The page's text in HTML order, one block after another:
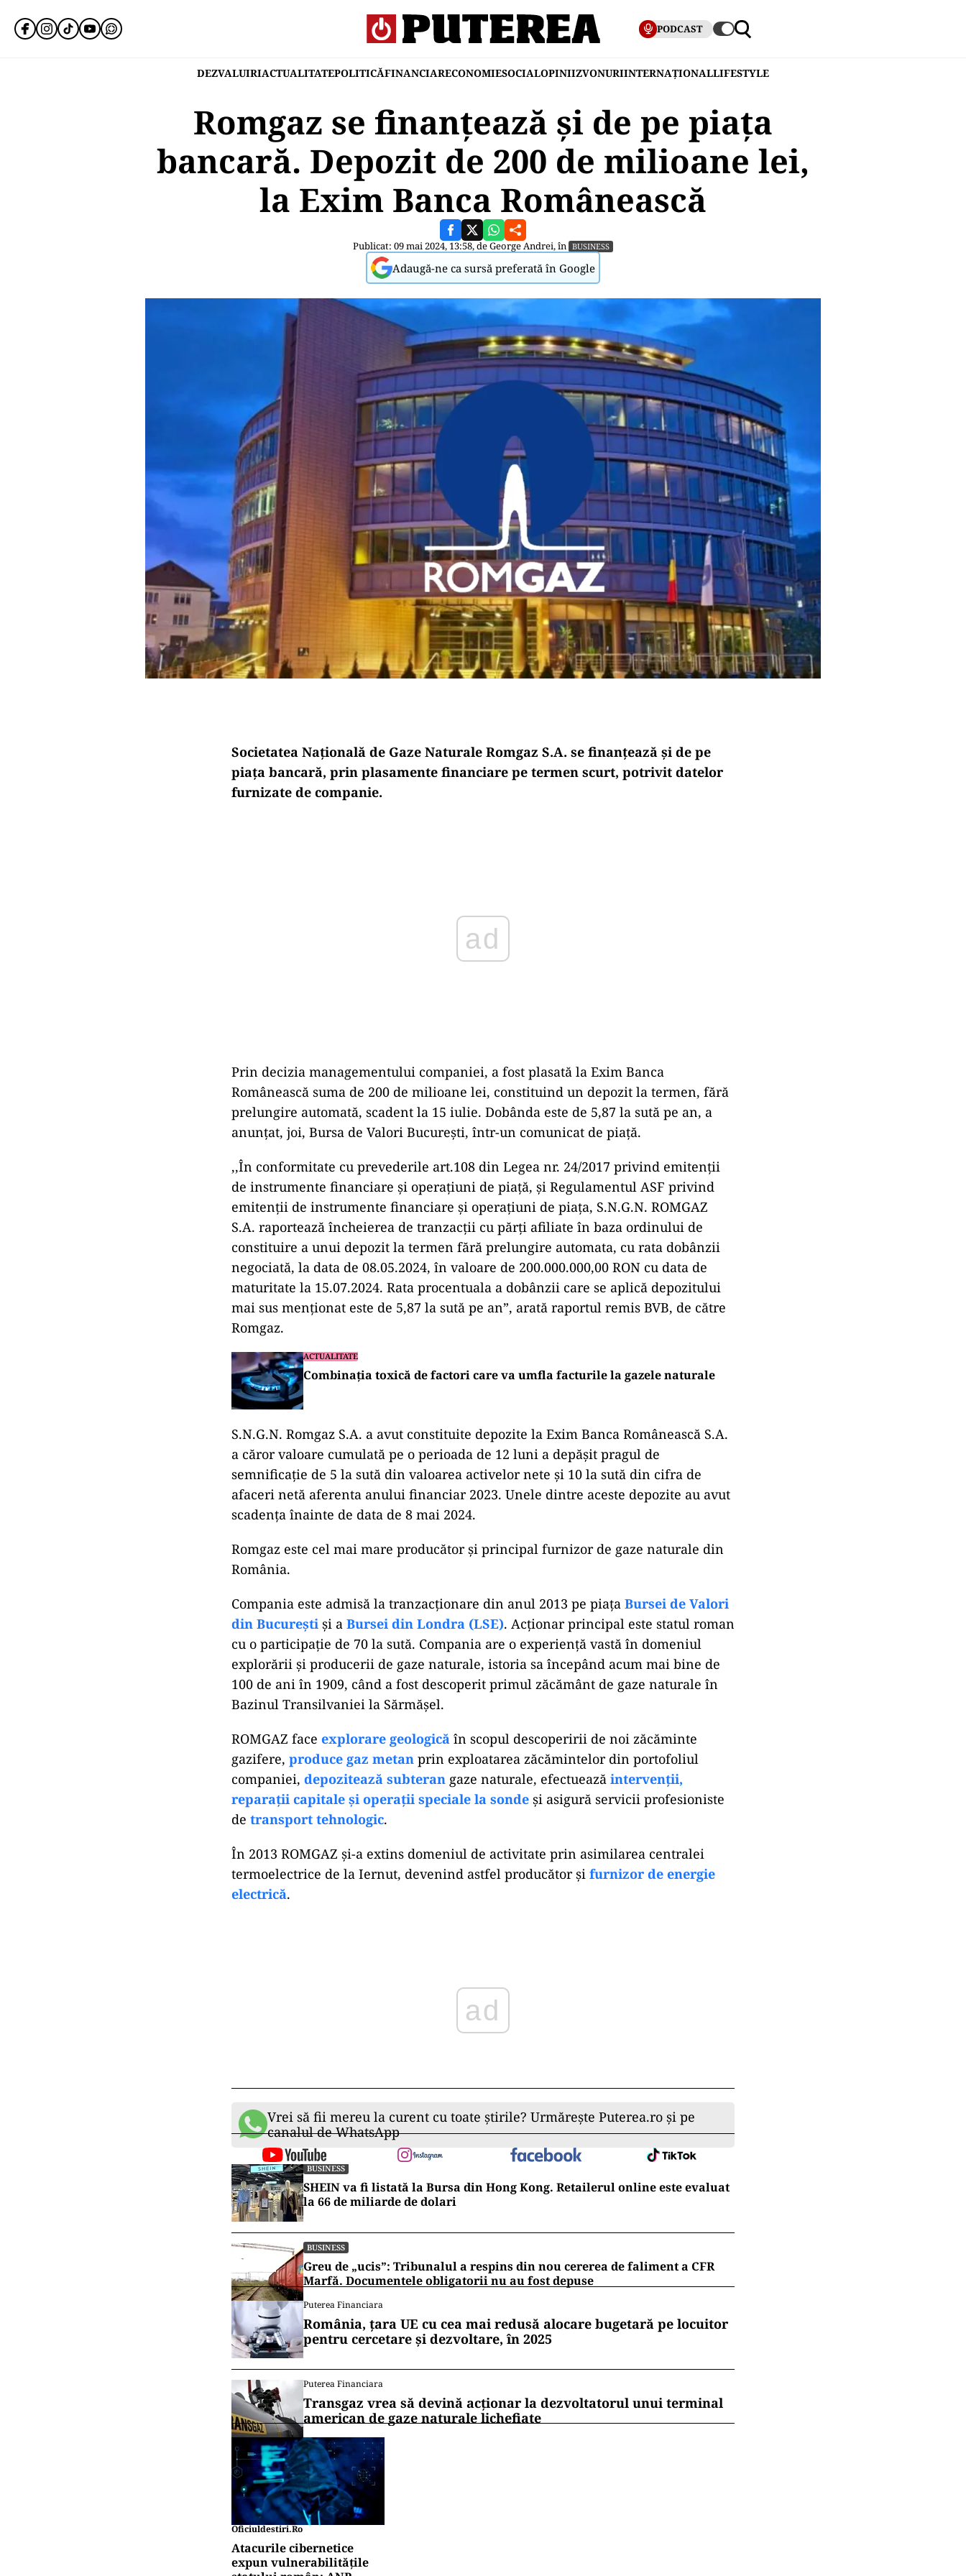
PODCAST
DEZVALUIRIACTUALITATEPOLITICĂFINANCIARECONOMIESOCIALOPINIIZVONURIINTERNAȚIONALLIFESTYLE
Romgaz se finanțează și de pe piața
bancară. Depozit de 200 de milioane lei,
la Exim Banca Românească
Publicat: 09 mai 2024, 13:58, deGeorge Andrei, în BUSINESS
Adaugă-ne ca sursă preferată în Google
Societatea Națională de Gaze Naturale Romgaz S.A. se finanțează și de pe
piața bancară, prin plasamente financiare pe termen scurt, potrivit datelor
furnizate de companie.
Prin decizia managementului companiei, a fost plasată la Exim Banca
Românească suma de 200 de milioane lei, constituind un depozit la termen, fără
prelungire automată, scadent la 15 iulie. Dobânda este de 5,87 la sută pe an, a
anunțat, joi, Bursa de Valori București, într-un comunicat de piață.
,,În conformitate cu prevederile art.108 din Legea nr. 24/2017 privind emitenții
de instrumente financiare și operațiuni de piață, și Regulamentul ASF privind
emitenții de instrumente financiare și operațiuni de piața, S.N.G.N. ROMGAZ
S.A. raportează încheierea de tranzacții cu părți afiliate în baza ordinului de
constituire a unui depozit la termen fără prelungire automata, cu rata dobânzii
negociată, la data de 08.05.2024, în valoare de 200.000.000,00 RON cu data de
maturitate la 15.07.2024. Rata procentuala a dobânzii care se aplică depozitului
mai sus menționat este de 5,87 la sută pe an”, arată raportul remis BVB, de către
Romgaz.
ACTUALITATE
Combinația toxică de factori care va umfla facturile la gazele naturale
S.N.G.N. Romgaz S.A. a avut constituite depozite la Exim Banca Românească S.A.
a căror valoare cumulată pe o perioada de 12 luni a depășit pragul de
semnificație de 5 la sută din valoarea activelor nete și 10 la sută din cifra de
afaceri netă aferenta anului financiar 2023. Unele dintre aceste depozite au avut
scadența înainte de data de 8 mai 2024.
Romgaz este cel mai mare producător și principal furnizor de gaze naturale din
România.
Compania este admisă la tranzacţionare din anul 2013 pe piața Bursei de Valori
din București și a Bursei din Londra (LSE). Acționar principal este statul roman
cu o participație de 70 la sută. Compania are o experiență vastă în domeniul
explorării și producerii de gaze naturale, istoria sa începând acum mai bine de
100 de ani în 1909, când a fost descoperit primul zăcământ de gaze naturale în
Bazinul Transilvaniei la Sărmășel.
ROMGAZ face explorare geologică în scopul descoperirii de noi zăcăminte
gazifere, produce gaz metan prin exploatarea zăcămintelor din portofoliul
companiei, depozitează subteran gaze naturale, efectuează intervenții,
reparații capitale și operații speciale la sonde și asigură servicii profesioniste
de transport tehnologic.
În 2013 ROMGAZ și-a extins domeniul de activitate prin asimilarea centralei
termoelectrice de la Iernut, devenind astfel producător și furnizor de energie
electrică.
ad
Vrei să fii mereu la curent cu toate știrile? Urmărește Puterea.ro și pe
canalul de WhatsApp
BUSINESS
SHEIN va fi listată la Bursa din Hong Kong. Retailerul online este evaluat
la 66 de miliarde de dolari
BUSINESS
Greu de „ucis”: Tribunalul a respins din nou cererea de faliment a CFR
Marfă. Documentele obligatorii nu au fost depuse
Puterea Financiara
România, țara UE cu cea mai redusă alocare bugetară pe locuitor
pentru cercetare și dezvoltare, în 2025
Puterea Financiara
Transgaz vrea să devină acționar la dezvoltatorul unui terminal
american de gaze naturale lichefiate
Oficiuldestiri.ro
Atacurile cibernetice
expun vulnerabilitățile